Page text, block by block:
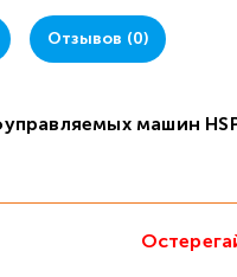
Отзывов (0)
машин